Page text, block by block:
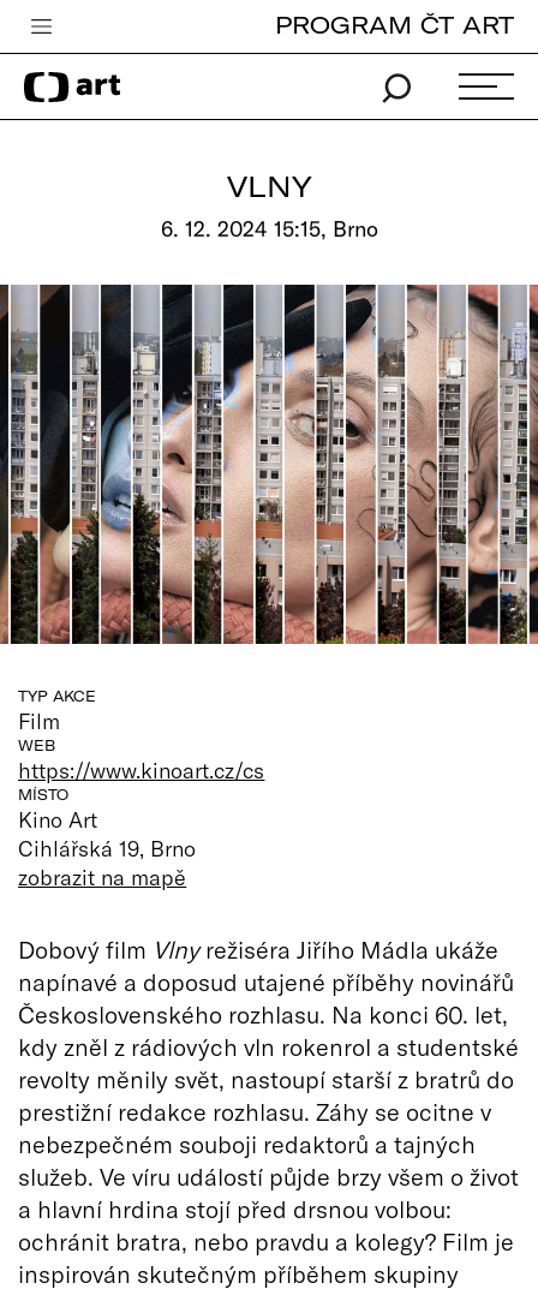
Česká televize
Zpravodajství
Pro děti
edu
Vše o ČT
PROGRAM ČT ART
VLNY
6. 12. 2024 15:15, Brno
TYP AKCE
Film
WEB
https://www.kinoart.cz/cs
MÍSTO
Kino Art
Cihlářská 19, Brno
zobrazit na mapě
Dobový film Vlnyrežiséra Jiřího Mádla ukáže
napínavé a doposud utajené příběhy novinářů
Československého rozhlasu. Na konci 60. let,
kdy zněl z rádiových vln rokenrol a studentské
revolty měnily svět, nastoupí starší z bratrů do
prestižní redakce rozhlasu. Záhy se ocitne v
nebezpečném souboji redaktorů a tajných
služeb. Ve víru událostí půjde brzy všem o život
a hlavní hrdina stojí před drsnou volbou:
ochránit bratra, nebo pravdu a kolegy? Film je
inspirován skutečným příběhem skupiny